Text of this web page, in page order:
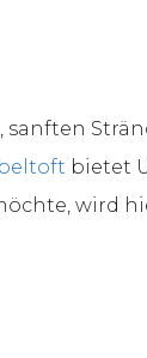
bietet
wird